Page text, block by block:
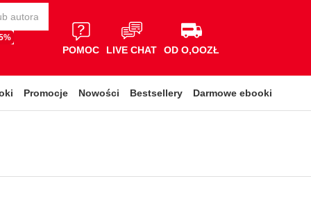
POMOC LIVE CHAT OD O,OOZŁ
Promocje Nowości Bestsellery Darmowe ebooki